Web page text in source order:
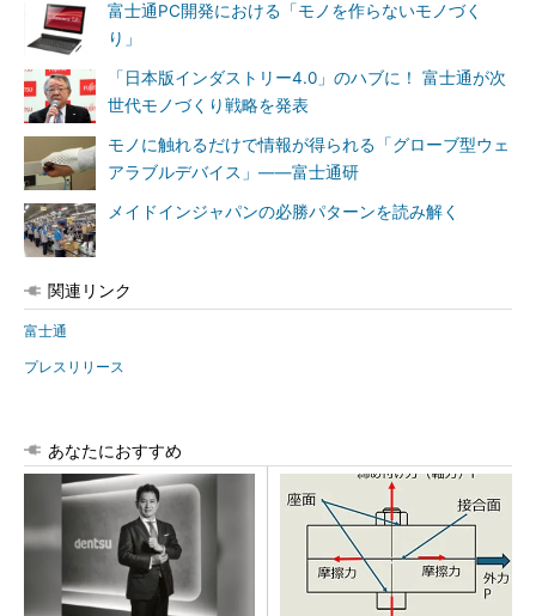
富士通PC開発における「モノを作らないモノづく
り」
「日本版インダストリー4.0」のハブに！ 富士通が次
世代モノづくり戦略を発表
モノに触れるだけで情報が得られる「グローブ型ウェ
アラブルデバイス」――富士通研
メイドインジャパンの必勝パターンを読み解く
関連リンク
富士通
プレスリリース
あなたにおすすめ